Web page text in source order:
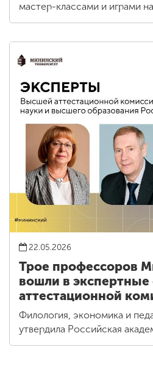
мастер-классами и играми
22.05.2026
Трое профессоров
вошли в
аттестационной
Филология, экономика и
утвердила Российская